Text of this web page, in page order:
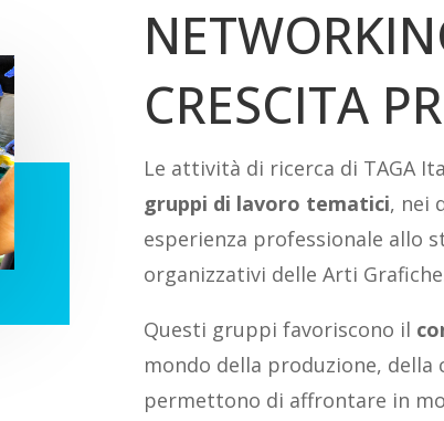
CRESCITA
Le attività di ricerca di TAGA
gruppi di lavoro tematici, nei
esperienza professionale allo
organizzativi delle Arti
Questi gruppi favoriscono il
mondo della produzione, della
permettono di affrontare in